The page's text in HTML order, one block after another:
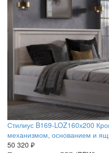
Стилиус B169-LOZ160х200
механизмом, основанием и
50 320 ₽